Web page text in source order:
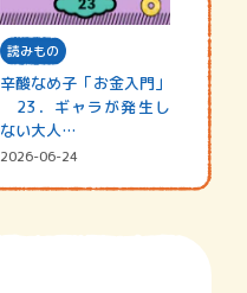
読みもの
辛酸なめ子「お金入門」
23．ギャラが発生し
ない大人…
2026-06-24